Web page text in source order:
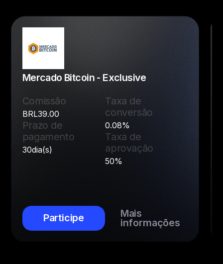
Mercado Bitcoin - Exclusive
Comissão
BRL39.00
Prazo de
pagamento
30dia(s)
Taxa de
conversão
0.08%
Taxa de
aprovação
50%
Participe Mais
informações